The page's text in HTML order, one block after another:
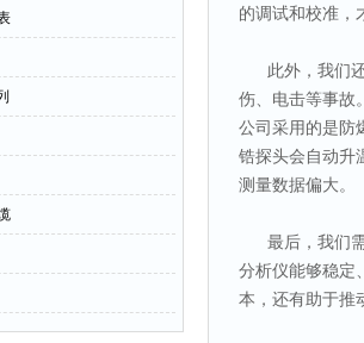
的调试和校准，
此外，我们
伤、电击等事故
公司采用的是防
锆探头会自动升
测量数据偏大。
最后，我们
分析仪能够稳定
本，还有助于推